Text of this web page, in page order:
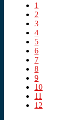
1
2
3
4
5
6
7
8
9
10
11
12